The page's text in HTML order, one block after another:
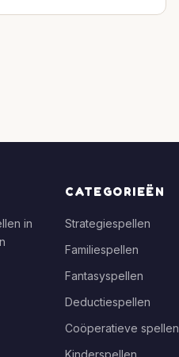
in
CATEGORIEËN
Strategiespellen
Familiespellen
Fantasyspellen
Deductiespellen
Coöperatieve spellen
Kinderspellen